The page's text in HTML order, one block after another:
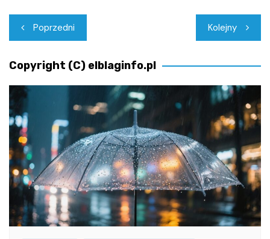
Nawigacja
wpisu
Poprzedni Kolejny
Copyright (C) elblaginfo.pl